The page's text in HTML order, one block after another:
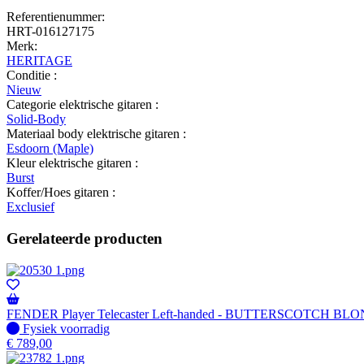
Referentienummer:
HRT-016127175
Merk:
HERITAGE
Conditie :
Nieuw
Categorie elektrische gitaren :
Solid-Body
Materiaal body elektrische gitaren :
Esdoorn (Maple)
Kleur elektrische gitaren :
Burst
Koffer/Hoes gitaren :
Exclusief
Gerelateerde producten
FENDER Player Telecaster Left-handed - BUTTERSCOTCH
Fysiek voorradig
Fysiek voorradig
€ 789,00